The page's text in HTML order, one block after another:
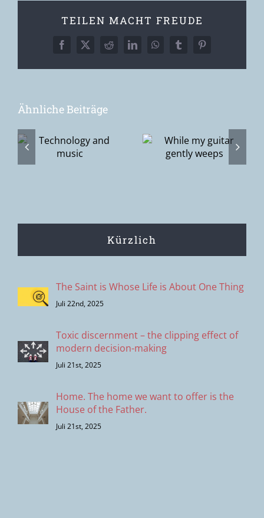
TEILEN MACHT FREUDE
Facebook
X RedditLinkedInWhatsAppTumblrPinterest
Ähnliche Beiträge
While my
guitar gently
Sharing the
stage with a
legend
Kürzlich
The Saint is Whose Life is About One Thing
Juli 22nd, 2025
Toxic discernment – the clipping effect of
modern decision-making
Juli 21st, 2025
Home. The home we want to offer is the
House of the Father.
Juli 21st, 2025